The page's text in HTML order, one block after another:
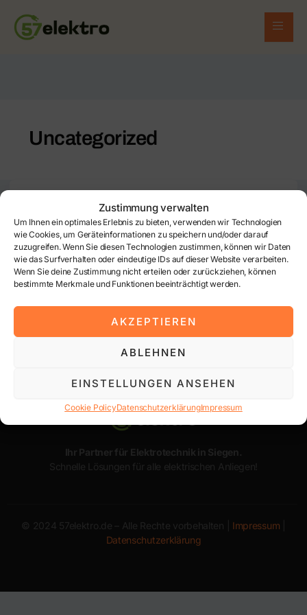
Zustimmung verwalten
Um Ihnen ein optimales Erlebnis zu bieten, verwenden wir Technologien
wie Cookies, um Geräteinformationen zu speichern und/oder darauf
zuzugreifen. Wenn Sie diesen Technologien zustimmen, können wir Daten
wie das Surfverhalten oder eindeutige IDs auf dieser Website verarbeiten.
Wenn Sie deine Zustimmung nicht erteilen oder zurückziehen, können
bestimmte Merkmale und Funktionen beeinträchtigt werden.
AKZEPTIEREN
ABLEHNEN
EINSTELLUNGEN ANSEHEN
Cookie PolicyDatenschutzerklärungImpressum
Uncategorized
Hello world!
admin/September 22, 2024
Welcome to WordPress. This is your first post. Edit or
Ihr Partner für Elektrotechnik in Siegen.
Schnelle Lösungen für alle elektrischen Anliegen!
© 2024 57elektro.de – Alle Rechte vorbehalten | Impressum
Datenschutzerklärung